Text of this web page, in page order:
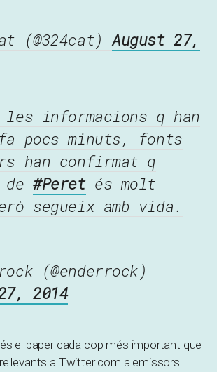
(@324cat)August 27,
les informacions q han
pocs minuts, fonts
han confirmat q
de#Peretés molt
segueix amb vida.
(@enderrock)
2014
el paper cada cop més important que
a Twitter com a emissors